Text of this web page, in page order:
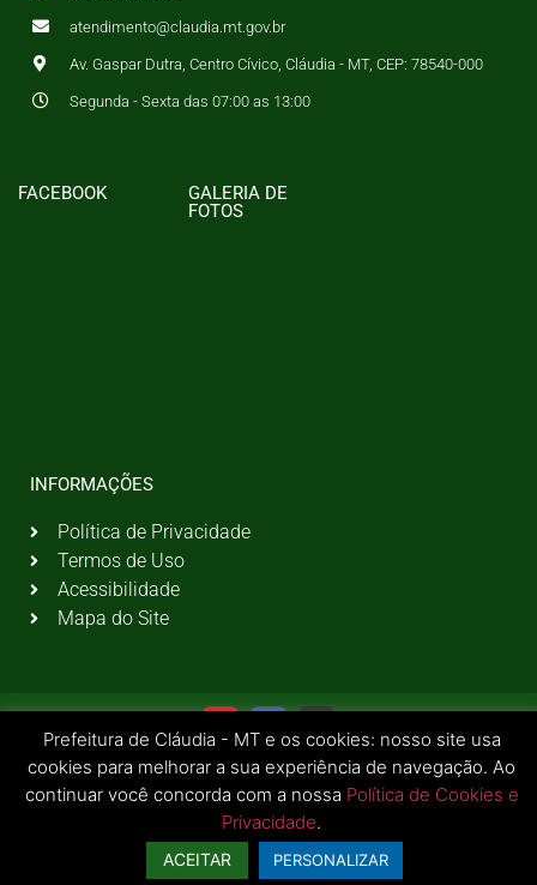
atendimento@claudia.mt.gov.br
Av. Gaspar Dutra, Centro Cívico, Cláudia - MT, CEP: 78540-000
Segunda - Sexta das 07:00 as 13:00
FACEBOOK
GALERIA DE
FOTOS
INFORMAÇÕES
Política de Privacidade
Termos de Uso
Acessibilidade
Mapa do Site
© 2026 Todos os Direitos Reservados | Prefeitura Municipal de Cláudia - MT
Prefeitura de Cláudia - MT e os cookies: nosso site usa
cookies para melhorar a sua experiência de navegação. Ao
continuar você concorda com a nossa Política de Cookies e
Privacidade.
ACEITAR PERSONALIZAR